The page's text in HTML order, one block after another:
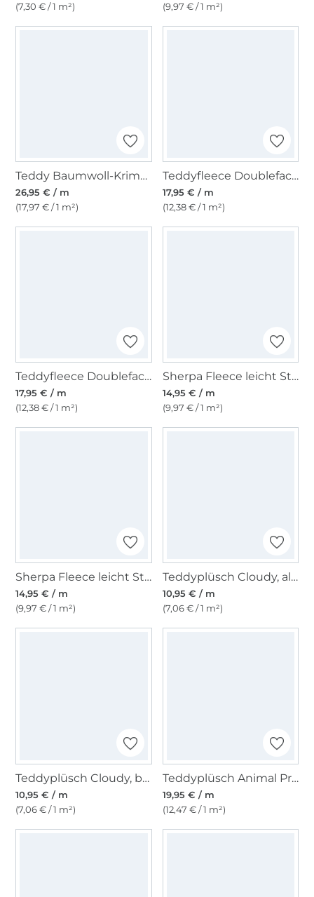
(7,30 € / 1 m²)
(9,97 € / 1 m²)
Teddy Baumwoll-Krimmer natur
26,95 € / m
(17,97 € / 1 m²)
Teddyfleece Doubleface, neonpink
17,95 € / m
(12,38 € / 1 m²)
Teddyfleece Doubleface, flieder
17,95 € / m
(12,38 € / 1 m²)
Sherpa Fleece leicht Stickerei Camilla, jeansblau
14,95 € / m
(9,97 € / 1 m²)
Sherpa Fleece leicht Stickerei Wildflowers, creme
14,95 € / m
(9,97 € / 1 m²)
Teddyplüsch Cloudy, altrosa
10,95 € / m
(7,06 € / 1 m²)
Teddyplüsch Cloudy, blassgrün
10,95 € / m
(7,06 € / 1 m²)
Teddyplüsch Animal Print, wollweiß
19,95 € / m
(12,47 € / 1 m²)